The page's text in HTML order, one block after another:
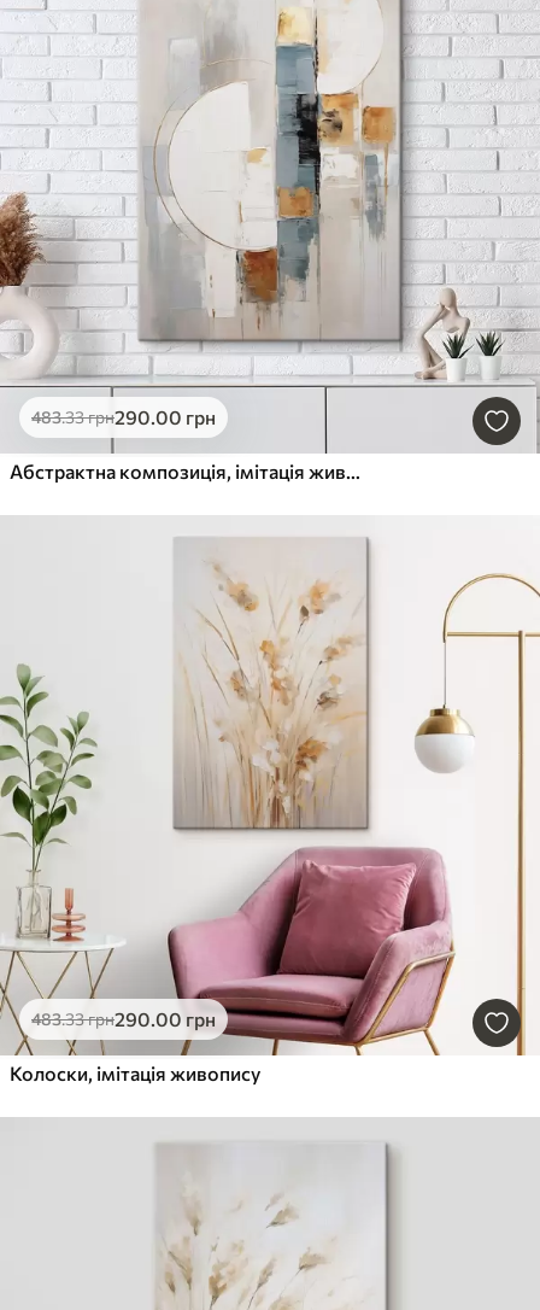
483.33грн290.00 грн
Абстрактна композиція, імітація живопису
483.33грн290.00 грн
Колоски, імітація живопису